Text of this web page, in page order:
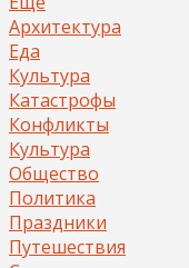
Архитектура
Еда
Культура
Катастрофы
Конфликты
Культура
Общество
Политика
Праздники
Путешествия